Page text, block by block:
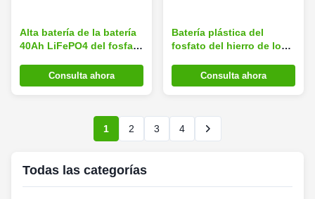
Alta batería de la batería
40Ah LiFePO4 del fosfato
tarifa de la carga
Consulta ahora
Batería plástica del
fosfato del hierro de los
de la energía solar/del
respaldo
Consulta ahora
1 2 3 4
Todas las categorías